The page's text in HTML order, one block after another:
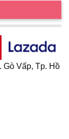
Vấp, Tp. Hồ